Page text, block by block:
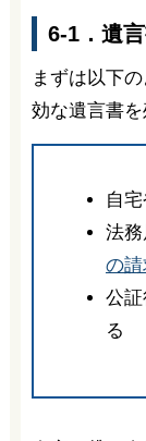
6-1．遺
まずは以下
効な遺言書を
自
法務
の
公
る